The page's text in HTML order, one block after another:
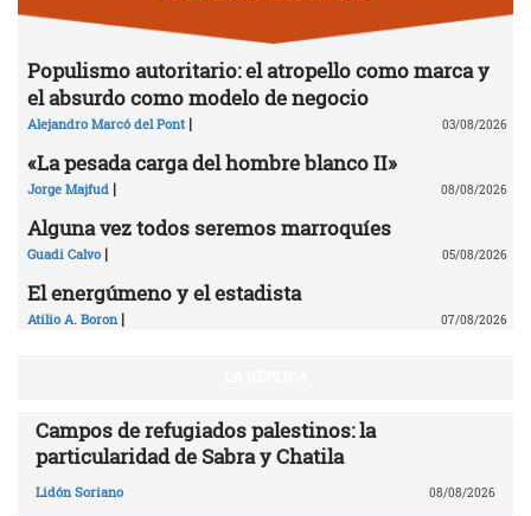
Populismo autoritario: el atropello como marca y
el absurdo como modelo de negocio
Alejandro Marcó del Pont | 03/08/2026
«La pesada carga del hombre blanco II»
Jorge Majfud | 08/08/2026
Alguna vez todos seremos marroquíes
Guadi Calvo | 05/08/2026
El energúmeno y el estadista
Atilio A. Boron | 07/08/2026
Campos de refugiados palestinos: la
particularidad de Sabra y Chatila
Lidón Soriano 08/08/2026